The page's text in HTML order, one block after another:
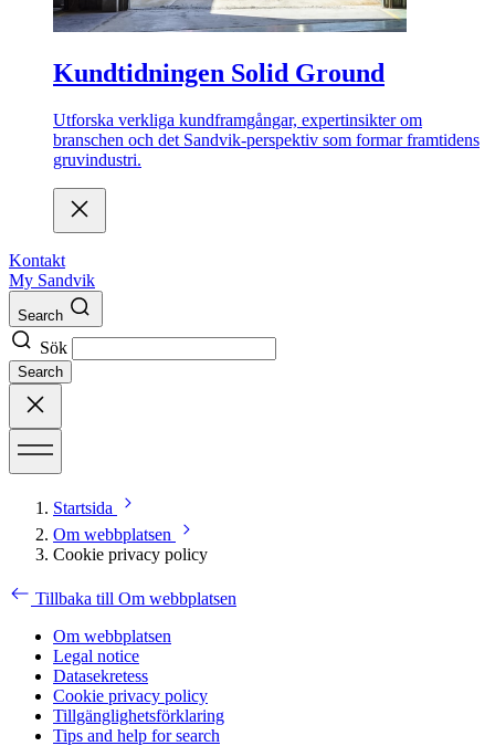
Kundtidningen Solid Ground
Utforska verkliga kundframgångar, expertinsikter om
branschen och det Sandvik-perspektiv som formar framtidens
gruvindustri.
Kontakt
My Sandvik
Search
Sök
Search
Startsida
Om webbplatsen
Cookie privacy policy
Tillbaka till Om webbplatsen
Om webbplatsen
Legal notice
Datasekretess
Cookie privacy policy
Tillgänglighetsförklaring
Tips and help for search